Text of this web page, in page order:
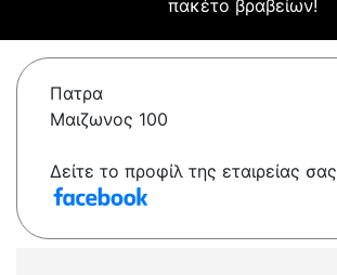
πακέτο βραβείων!
Πατρα
Μαιζωνος 100
Δείτε το προφίλ της εταιρείας σας